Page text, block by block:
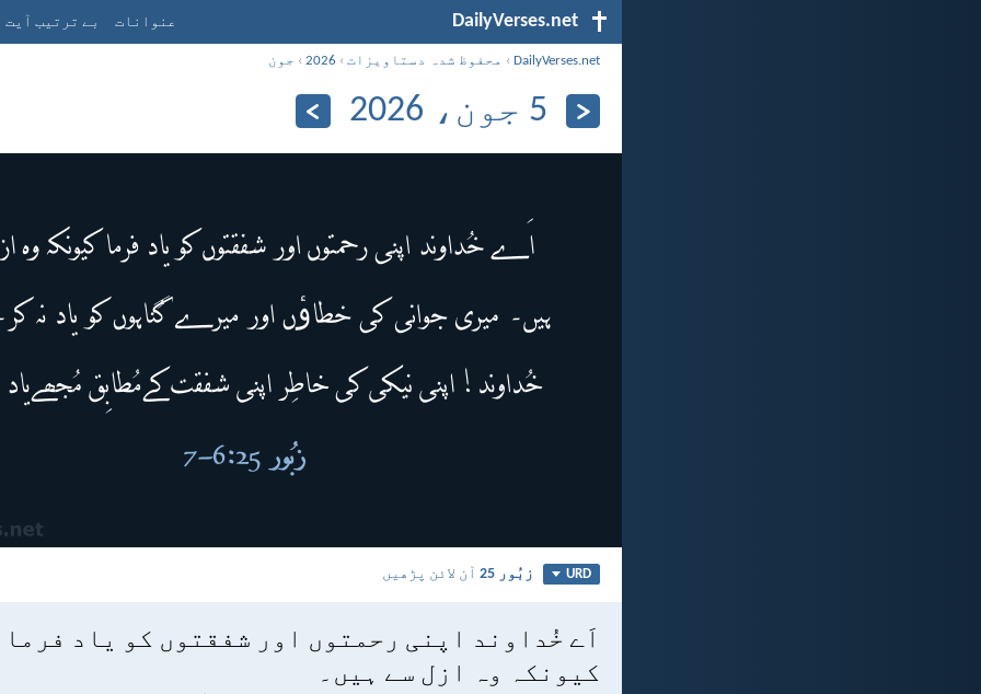
DailyVerses.net عنوانات بے ترتیب آیت
DailyVerses.net
› محفوظ شدہ دستاویزات ›
2026
› جون
5 جون، 2026
URD زبُور 25 آن لائن پڑھیں
اَے خُداوند اپنی رحمتوں اور شفقتوں کو یاد فرما
کیونکہ وہ ازل سے ہیں۔